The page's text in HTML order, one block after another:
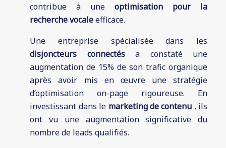
contribue à uneoptimisation pour la
recherche vocaleefficace.
Une entreprise spécialisée dans les
disjoncteurs connectésa constaté une
augmentation de 15% de son trafic organique
après avoir mis en œuvre une stratégie
d’optimisation on-page rigoureuse. En
investissant dans le marketing de contenu , ils
ont vu une augmentation significative du
nombre de leads qualifiés.